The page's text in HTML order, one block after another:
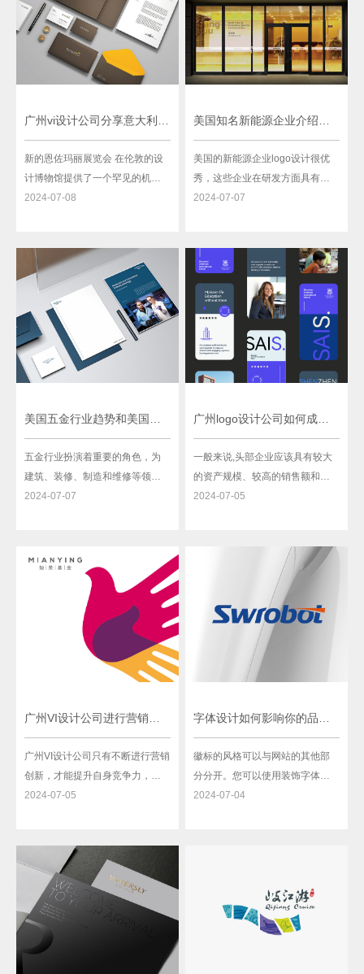
新的恩佐玛丽展览会 在伦敦的设
计博物馆提供了一个罕见的机会,
看一看意大利最著名的设计师和
资本主义者,在他的整个职业生涯
中一直是设计行业的一个棘手的
问题。
2024-07-08
美国的新能源企业logo设计很优
秀，这些企业在研发方面具有强
大的实力。公司如特斯拉、第一
智能电网方面处于世界领先地
位。这些企业不断推出创新技术
和产品，提升了全球新能源产业
的整体技术水平。
2024-07-07
美国五金行业趋势和美国五金品牌logo设计
五金行业扮演着重要的角色，为
建筑、装修、制造和维修等领域
提供必要的工具和材料。美国作
应市场需求。本文将探讨美国五
金行业的趋势，并关注美国五金
品牌的logo设计。
2024-07-07
广州logo设计公司如何成为广州头部企业？
一般来说,头部企业应该具有较大
的资产规模、较高的销售额和较
大的员工数量。其次是收费标准
2024-07-05
广州VI设计公司只有不断进行营销
创新，才能提升自身竞争力，满
足客户的多样化需求。通过数字
以有效地提升品牌知名。
2024-07-05
徽标的风格可以与网站的其他部
分分开。您可以使用装饰字体和
脚本字体来设计徽标，但绝对不
2024-07-04